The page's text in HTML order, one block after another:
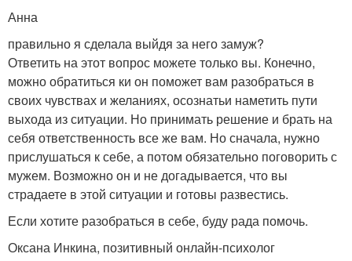
Анна
правильно я сделала выйдя за него замуж?
Ответить на этот вопрос можете только вы. Конечно,
можно обратиться ки он поможет вам разобраться в
своих чувствах и желаниях, осознатьи наметить пути
выхода из ситуации. Но принимать решение и брать на
себя ответственность все же вам. Но сначала, нужно
прислушаться к себе, а потом обязательно поговорить с
мужем. Возможно он и не догадывается, что вы
страдаете в этой ситуации и готовы развестись.
Если хотите разобраться в себе, буду рада помочь.
Оксана Инкина, позитивный онлайн-психолог